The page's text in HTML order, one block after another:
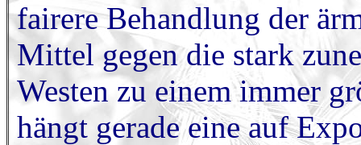
fairere Behandlung der
Mittel gegen die stark
Westen zu einem immer
hängt gerade eine auf